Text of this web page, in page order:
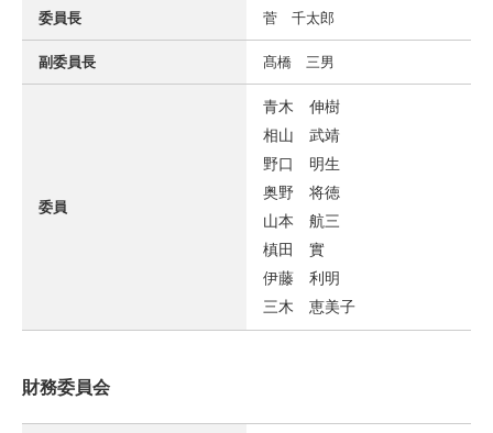
委員長 菅 千太郎
副委員長 髙橋 三男
委員
青木 伸樹
相山 武靖
野口 明生
奥野 将徳
山本 航三
槙田 實
伊藤 利明
三木 恵美子
財務委員会